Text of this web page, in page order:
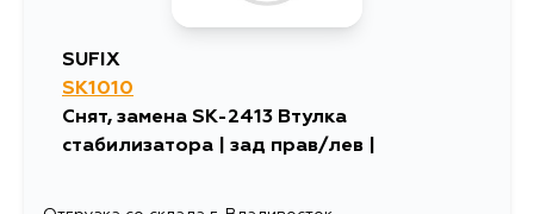
SUFIX
SK1010
Снят, замена SK-2413 Втулка
стабилизатора | зад прав/лев |